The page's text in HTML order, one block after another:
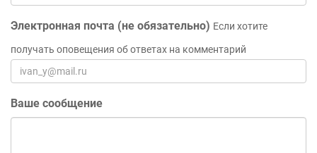
Электронная почта (не обязательно) Если хотите
получать оповещения об ответах на комментарий
Ваше сообщение